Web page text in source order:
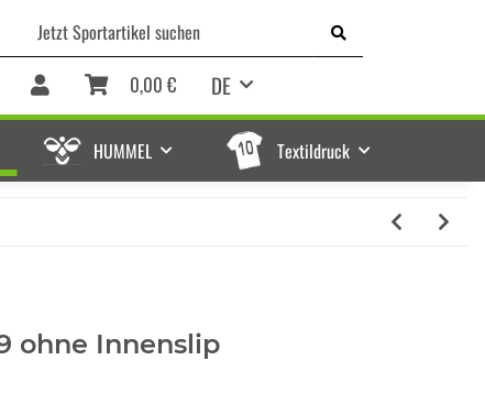
DE
0,00 €
HUMMEL Textildruck
ohne Innenslip